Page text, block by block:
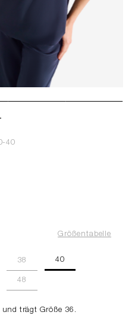
40
Größentabelle
38 40
48
trägt Größe 36.